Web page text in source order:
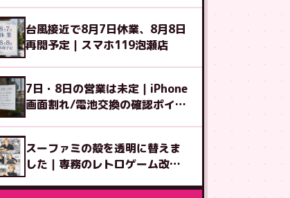
台風接近で8月7日休業、8月8日
再開予定｜スマホ119泡瀬店
7日・8日の営業は未定｜iPhone
画面割れ/電池交換の確認ポイン
スーファミの殻を透明に替えま
した｜専務のレトロゲーム改造